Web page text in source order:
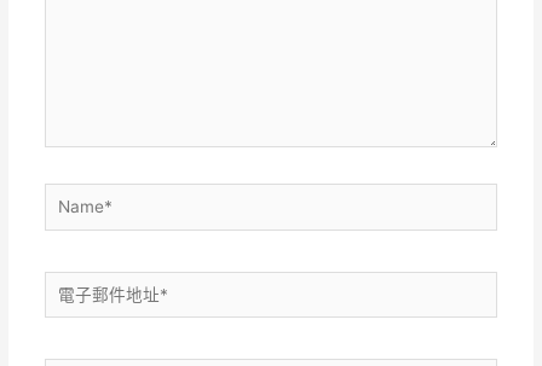
Name*
電
子